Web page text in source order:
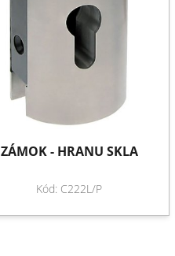
ZÁMOK - HRANU SKLA
Kód: C222L/P